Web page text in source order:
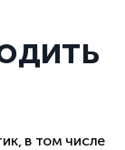
в том числе